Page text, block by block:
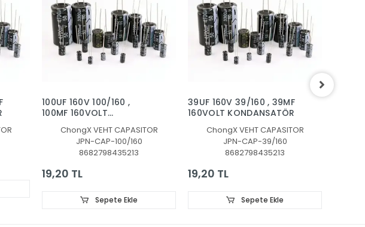
100UF 160V 100/160 ,
100MF 160VOLT
ChongX VEHT CAPASITOR
JPN-CAP-100/160
8682798435213
19,20 TL
Sepete Ekle
39UF 160V 39/160 , 39MF
160VOLT KONDANSATÖR
ChongX VEHT CAPASITOR
JPN-CAP-39/160
8682798435213
19,20 TL
Sepete Ekle